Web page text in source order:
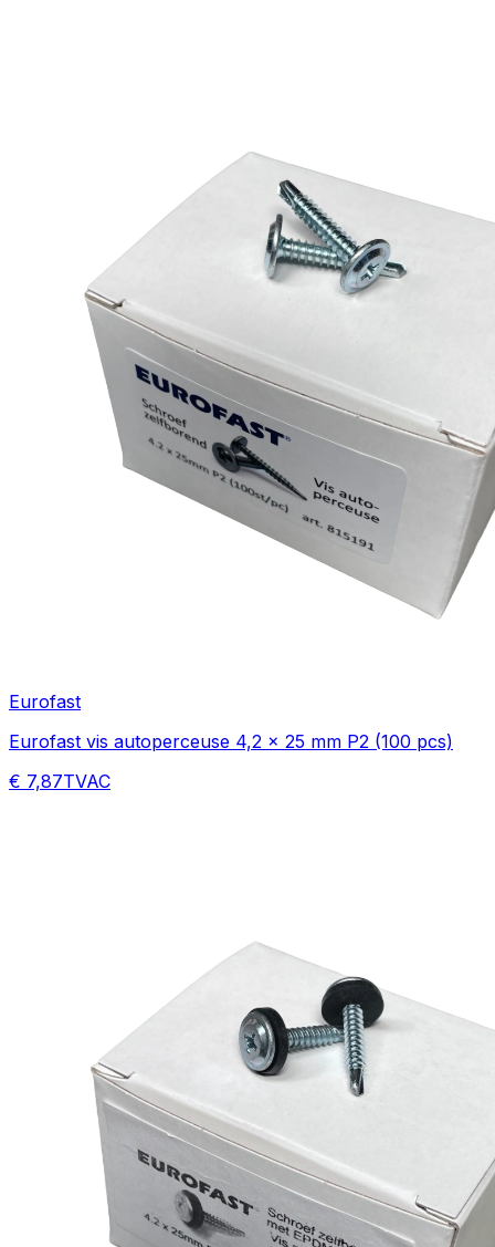
Eurofast
Eurofast vis autoperceuse 4,2 x 25 mm P2 (100 pcs)
€ 7,87TVAC